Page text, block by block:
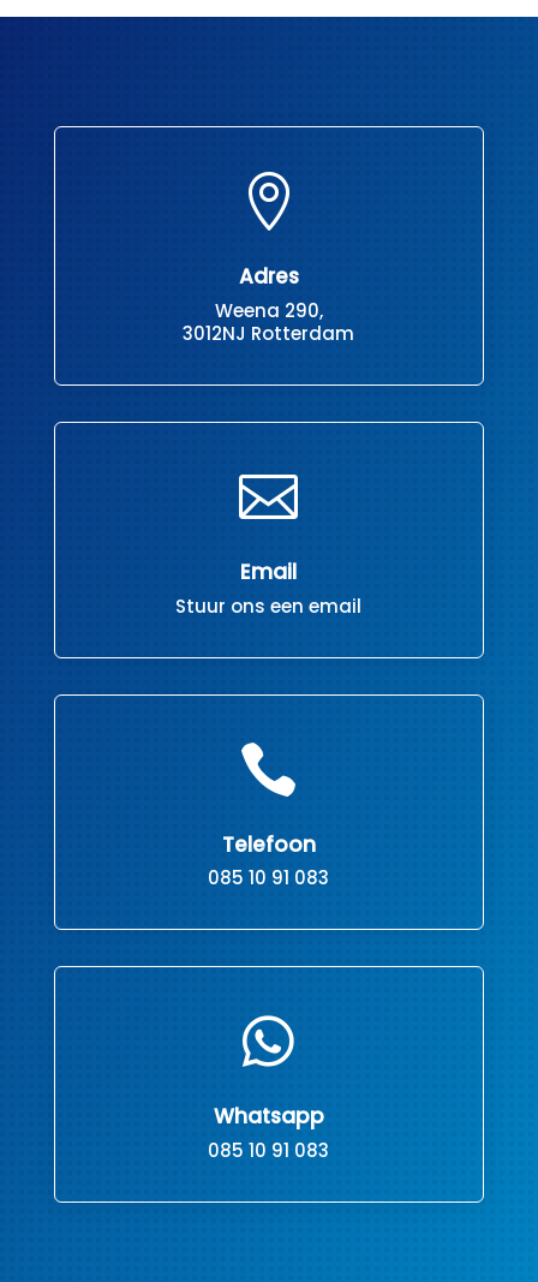

Adres
Weena 290,
3012NJ Rotterdam

Email
Stuur ons een email

Telefoon
085 10 91 083

Whatsapp
085 10 91 083